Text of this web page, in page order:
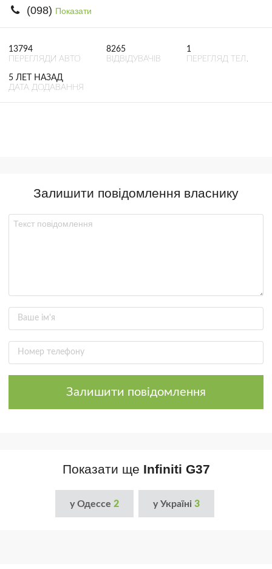
(098) Показати
13794
ПЕРЕГЛЯДИ АВТО
8265
ВІДВІДУВАЧІВ
1
ПЕРЕГЛЯД ТЕЛ.
5 ЛЕТ НАЗАД
ДАТА ДОДАВАННЯ
Залишити повідомлення власнику
Залишити повідомлення
Показати ще Infiniti G37
у Одессе 2 у Україні 3